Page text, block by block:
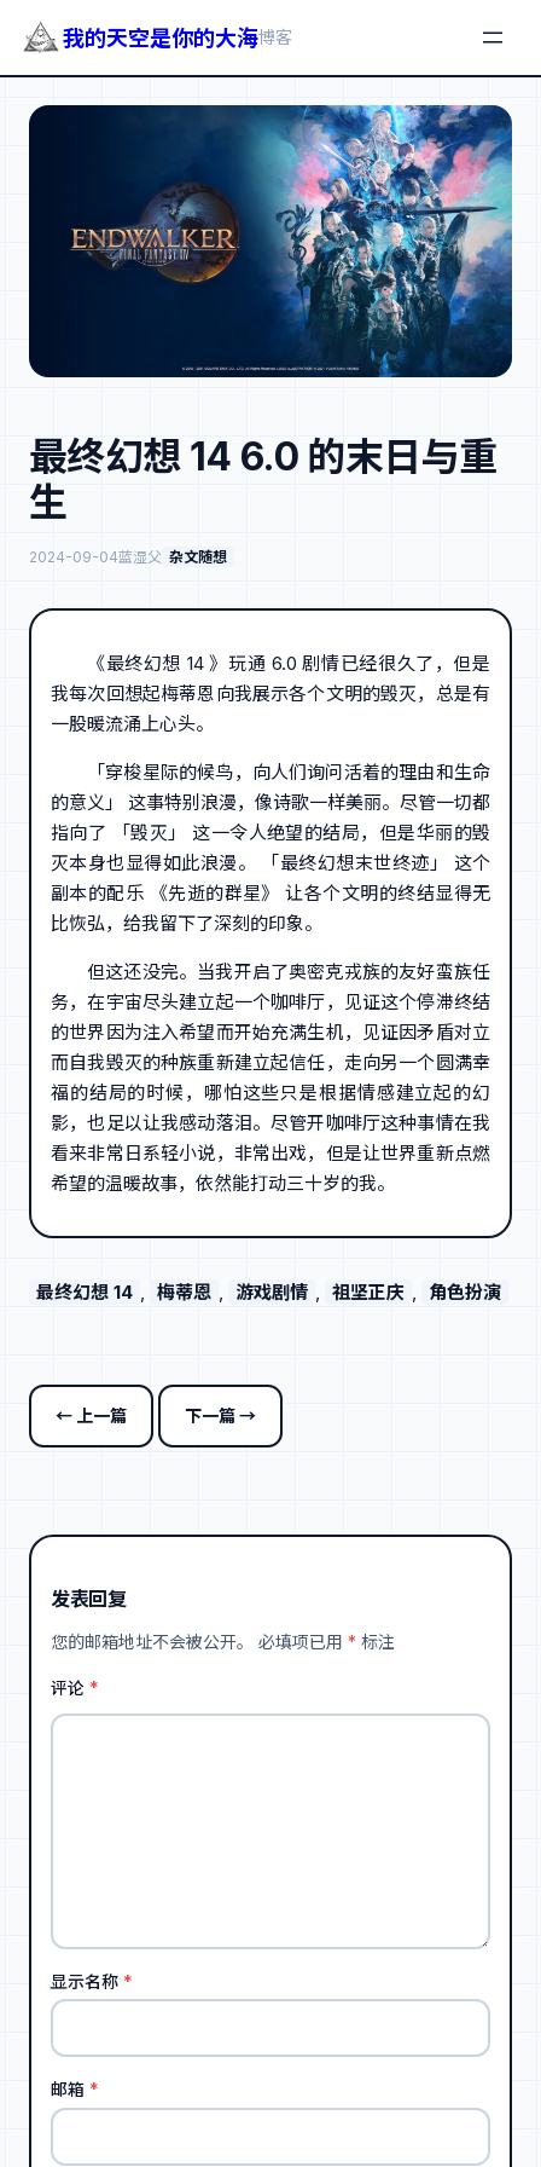
我的天空是你的大海博客
最终幻想 14 6.0 的末日与重
生
2024-09-04蓝湿父 杂文随想
《最终幻想 14 》玩通 6.0 剧情已经很久了，但是
我每次回想起梅蒂恩向我展示各个文明的毁灭，总是有
一股暖流涌上心头。
「穿梭星际的候鸟，向人们询问活着的理由和生命
的意义」 这事特别浪漫，像诗歌一样美丽。尽管一切都
指向了 「毁灭」 这一令人绝望的结局，但是华丽的毁
灭本身也显得如此浪漫。 「最终幻想末世终迹」 这个
副本的配乐 《先逝的群星》 让各个文明的终结显得无
比恢弘，给我留下了深刻的印象。
但这还没完。当我开启了奥密克戎族的友好蛮族任
务，在宇宙尽头建立起一个咖啡厅，见证这个停滞终结
的世界因为注入希望而开始充满生机，见证因矛盾对立
而自我毁灭的种族重新建立起信任，走向另一个圆满幸
福的结局的时候，哪怕这些只是根据情感建立起的幻
影，也足以让我感动落泪。尽管开咖啡厅这种事情在我
看来非常日系轻小说，非常出戏，但是让世界重新点燃
希望的温暖故事，依然能打动三十岁的我。
最终幻想 14 , 梅蒂恩 , 游戏剧情 , 祖坚正庆 , 角色扮演
← 上一篇 下一篇 →
发表回复
您的邮箱地址不会被公开。 必填项已用 * 标注
评论 *
显示名称 *
邮箱 *